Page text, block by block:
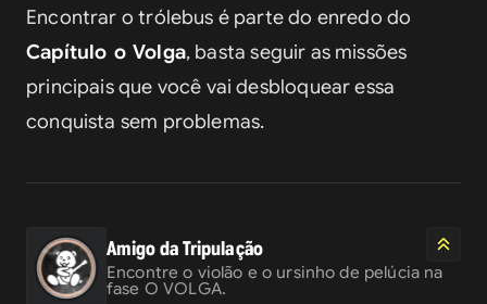
Capítulo o Volga, basta seguir as missões
principais que você vai desbloquear essa
conquista sem problemas.
Amigo da Tripulação
Encontre o violão e o ursinho de pelúcia na
fase O VOLGA.